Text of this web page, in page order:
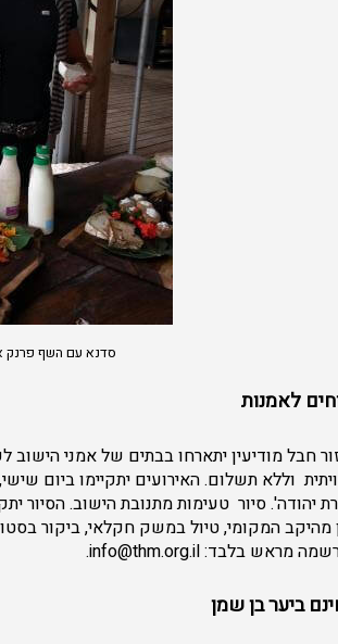
סדנא עם השף פרנק
לאמנות
חבל מודיעין יתארחו בבתים של אמני הישוב
מהיקב המקומי, טיול במשק חקלאי, ביקור
מראש בלבד:info@thm.org.il
.
ביער בן שמן